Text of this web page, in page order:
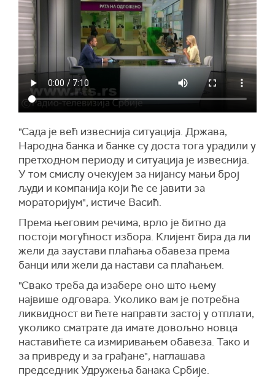
"Сада је већ извеснија ситуација. Држава,
Народна банка и банке су доста тога урадили у
претходном периоду и ситуација је извеснија.
У том смислу очекујем за нијансу мањи број
људи и компанија који ће се јавити за
мораторијум", истиче Васић.
Према његовим речима, врло је битно да
постоји могућност избора. Клијент бира да ли
жели да заустави плаћања обавеза према
банци или жели да настави са плаћањем.
"Свако треба да изабере оно што њему
највише одговара. Уколико вам је потребна
ликвидност ви ћете направти застој у отплати,
уколико сматрате да имате довољно новца
наставићете са измиривањем обавеза. Тако и
за привреду и за грађане", наглашава
председник Удружења банака Србије.